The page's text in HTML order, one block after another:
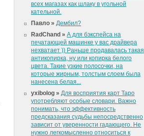
всех магазах как шлаку в угольной
кательной.
Павло » Дембил?
RadChand » А для бэкспейса на
печатающей машинке у вас драйвера
нехватает )) Раньше продавалась такая
антикопирка, ну или копирка белого
цвета. Такие узкие полосочки, на
которые жирным, толстым слоем была
нанесена белая...
yxibolog » Для восприятия карт Таро
употребляют особые словари. Важно
понимать, что эффективность
предсказания судьбы непосредственно
зависит от уверенности гадающего. Не
нужно легкомысленно относиться к